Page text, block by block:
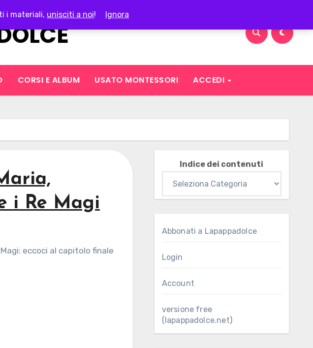
i materiali, unisciti a noi! Ignora
CORSI E ALBUM USATO MONTESSORI ACCEDI
i Re Magi
Indice dei contenuti
Abbonati a Lapappadolce
Login
Account
versione free
(lapappadolce.net)